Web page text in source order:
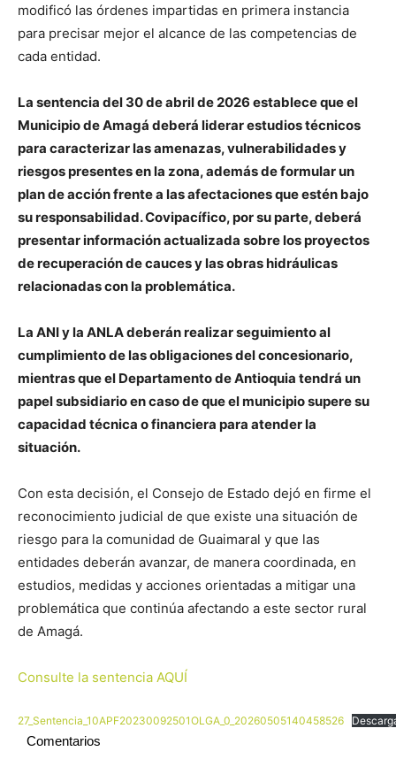
modificó las órdenes impartidas en primera instancia
para precisar mejor el alcance de las competencias de
cada entidad.
La sentencia del 30 de abril de 2026 establece que el
Municipio de Amagá deberá liderar estudios técnicos
para caracterizar las amenazas, vulnerabilidades y
riesgos presentes en la zona, además de formular un
plan de acción frente a las afectaciones que estén bajo
su responsabilidad. Covipacífico, por su parte, deberá
presentar información actualizada sobre los proyectos
de recuperación de cauces y las obras hidráulicas
relacionadas con la problemática.
La ANI y la ANLA deberán realizar seguimiento al
cumplimiento de las obligaciones del concesionario,
mientras que el Departamento de Antioquia tendrá un
papel subsidiario en caso de que el municipio supere su
capacidad técnica o financiera para atender la
situación.
Con esta decisión, el Consejo de Estado dejó en firme el
reconocimiento judicial de que existe una situación de
riesgo para la comunidad de Guaimaral y que las
entidades deberán avanzar, de manera coordinada, en
estudios, medidas y acciones orientadas a mitigar una
problemática que continúa afectando a este sector rural
de Amagá.
Consulte la sentencia AQUÍ
27_Sentencia_10APF20230092501OLGA_0_20260505140458526
Comentarios